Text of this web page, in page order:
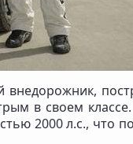
внедорожник,
в своем
2000 л.с., что